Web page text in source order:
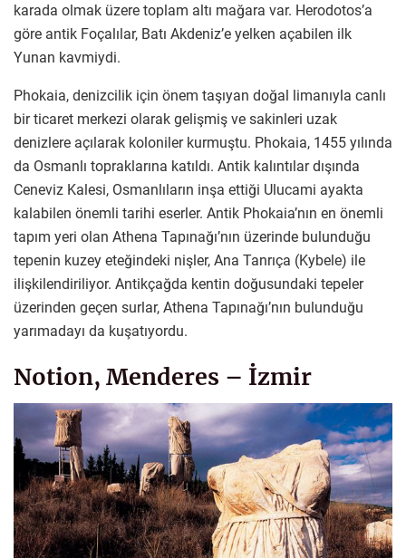
karada olmak üzere toplam altı mağara var. Herodotos’a
göre antik Foçalılar, Batı Akdeniz’e yelken açabilen ilk
Yunan kavmiydi.
Phokaia, denizcilik için önem taşıyan doğal limanıyla canlı
bir ticaret merkezi olarak gelişmiş ve sakinleri uzak
denizlere açılarak koloniler kurmuştu. Phokaia, 1455 yılında
da Osmanlı topraklarına katıldı. Antik kalıntılar dışında
Ceneviz Kalesi, Osmanlıların inşa ettiği Ulucami ayakta
kalabilen önemli tarihi eserler. Antik Phokaia’nın en önemli
tapım yeri olan Athena Tapınağı’nın üzerinde bulunduğu
tepenin kuzey eteğindeki nişler, Ana Tanrıça (Kybele) ile
ilişkilendiriliyor. Antikçağda kentin doğusundaki tepeler
üzerinden geçen surlar, Athena Tapınağı’nın bulunduğu
yarımadayı da kuşatıyordu.
Notion, Menderes – İzmir